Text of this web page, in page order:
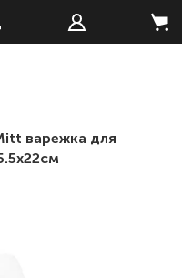
варежка для